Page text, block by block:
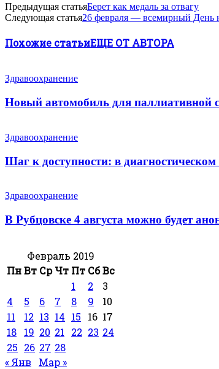
Предыдущая статьяБерет как медаль за отвагу
Следующая статья26 февраля — всемирный День
Похожие статьиЕЩЕ ОТ АВТОРА
Здравоохранение
Новый автомобиль для паллиативной
Здравоохранение
Шаг к доступности: в
Здравоохранение
В Рубцовске 4 августа можно будет
Февраль 2019
ПнВт Ср Чт Пт СбВс
1
2
3
4
5 6 7 8 9
10
11
12 13 14 15 16 17
18
19 20 21 22 23 24
25 26 27 28
« Янв
Мар »